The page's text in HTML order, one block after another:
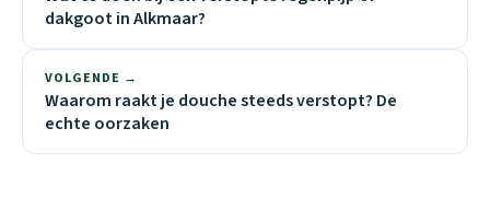
dakgoot in Alkmaar?
VOLGENDE →
Waarom raakt je douche steeds verstopt? De
echte oorzaken